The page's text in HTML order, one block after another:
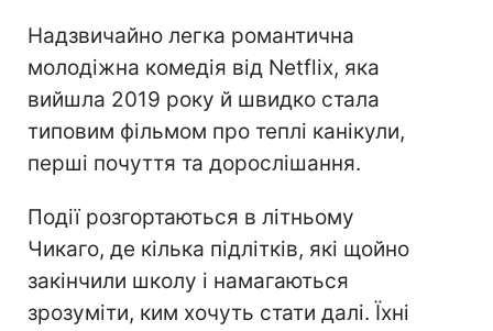
Надзвичайно легка романтична
молодіжна комедія від Netflix, яка
вийшла 2019 року й швидко стала
типовим фільмом про теплі канікули,
перші почуття та дорослішання.
Події розгортаються в літньому
Чикаго, де кілька підлітків, які щойно
закінчили школу і намагаються
зрозуміти, ким хочуть стати далі. Їхні